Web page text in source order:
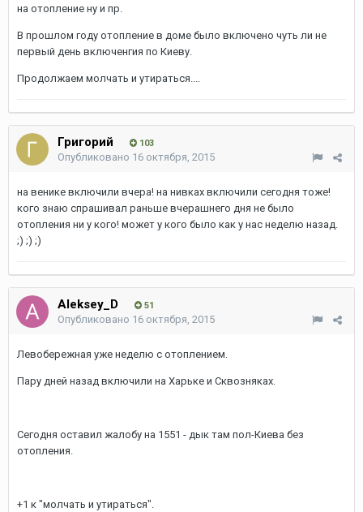
на отопление ну и пр.
В прошлом году отопление в доме было включено чуть ли не
первый день включенгия по Киеву.
Продолжаем молчать и утираться....
Григорий 103
Опубликовано 16 октября, 2015
на венике включили вчера! на нивках включили сегодня тоже!
кого знаю спрашивал раньше вчерашнего дня не было
отопления ни у кого! может у кого было как у нас неделю назад.
;) ;) ;)
Aleksey_D 51
Опубликовано 16 октября, 2015
Левобережная уже неделю с отоплением.
Пару дней назад включили на Харьке и Сквозняках.
Сегодня оставил жалобу на 1551 - дык там пол-Киева без
отопления.
+1 к "молчать и утираться".